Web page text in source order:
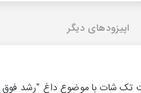
اپیزودهای دیگر
شات با موضوع داغ "رشد فوق